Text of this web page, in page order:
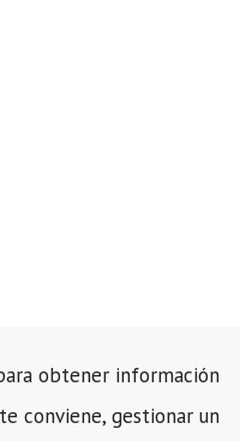
obtener información
conviene, gestionar un